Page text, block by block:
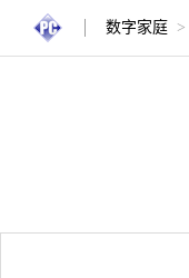
数字家庭 >